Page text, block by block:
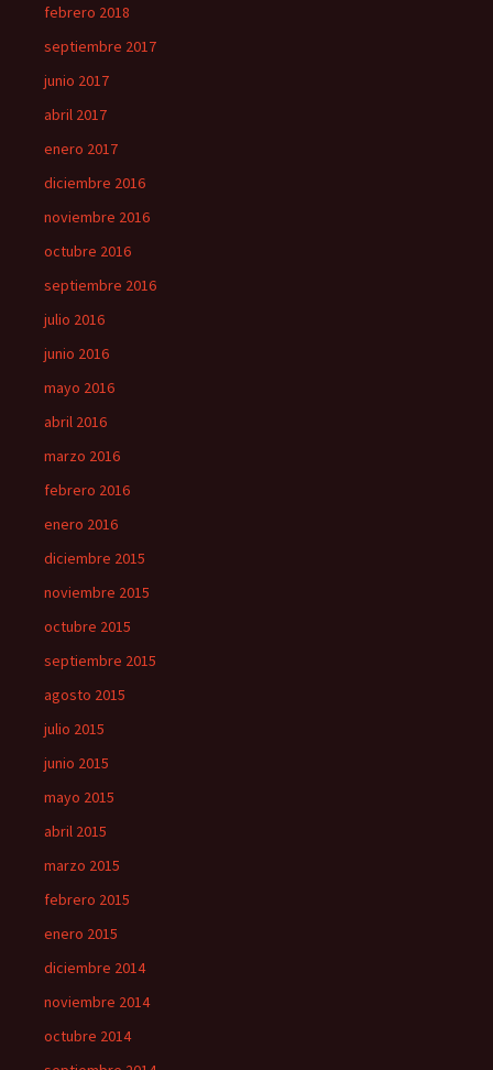
febrero 2018
septiembre 2017
junio 2017
abril 2017
enero 2017
diciembre 2016
noviembre 2016
octubre 2016
septiembre 2016
julio 2016
junio 2016
mayo 2016
abril 2016
marzo 2016
febrero 2016
enero 2016
diciembre 2015
noviembre 2015
octubre 2015
septiembre 2015
agosto 2015
julio 2015
junio 2015
mayo 2015
abril 2015
marzo 2015
febrero 2015
enero 2015
diciembre 2014
noviembre 2014
octubre 2014